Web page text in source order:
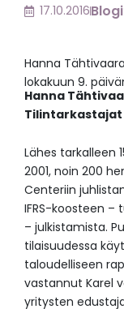
17.10.2016
Hanna
lokakuun 9.
Hanna
Tilintarkastajat
Lähes tarkalleen
2001, noin 200
Centeriin
IFRS-koosteen –
– julkistamista.
tilaisuudessa
taloudelliseen
vastannut Karel
yritysten